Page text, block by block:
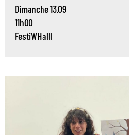
Dimanche 13.09
11h00
FestiWHalll